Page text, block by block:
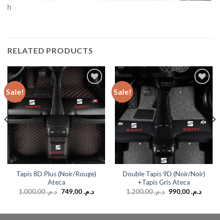
h
RELATED PRODUCTS
Sale!
Add to
wishlist
Tapis 8D Plus (Noir/Rouge)
Ateca
د.م.1.000,00 د.م.749,00
Sale!
Add to
wishlist
Double Tapis 9D (Noir/Noir)
+Tapis Gris Ateca
د.م.1.200,00 د.م.990,00